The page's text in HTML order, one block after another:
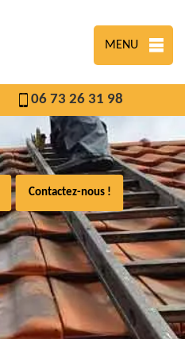
MENU
06 73 26 31 98
Contactez-nous !